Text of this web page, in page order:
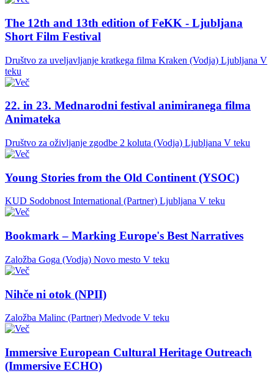
The 12th and 13th edition of FeKK - Ljubljana
Short Film Festival
Društvo za uveljavljanje kratkega filma Kraken (Vodja) Ljubljana V
teku
22. in 23. Mednarodni festival animiranega filma
Animateka
Društvo za oživljanje zgodbe 2 koluta (Vodja) Ljubljana V teku
Young Stories from the Old Continent (YSOC)
KUD Sodobnost International (Partner) Ljubljana V teku
Bookmark – Marking Europe's Best Narratives
Založba Goga (Vodja) Novo mesto V teku
Nihče ni otok (NPII)
Založba Malinc (Partner) Medvode V teku
Immersive European Cultural Heritage Outreach
(Immersive ECHO)